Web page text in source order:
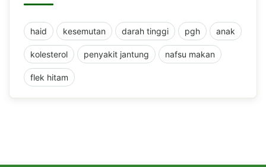
haid kesemutan darah tinggi pgh anak
kolesterol penyakit jantung nafsu makan
flek hitam